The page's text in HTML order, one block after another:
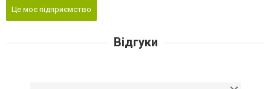
Це моє підприємство
Відгуки